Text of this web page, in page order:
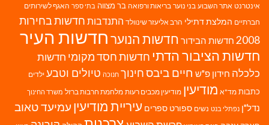
אינטרנט אתר השבוע בני נוער בריאות ורפואה בר מצווה בתי ספר האגף לשירותים
חברתיים המלצת דתילי הרב אליעזר שינוולד התנדבות חדשות בחירות
2008 חדשות הבידור חדשות הנוערחדשות העיר
חדשות הציבור הדתי חדשות חסד מקומי חדשות
כלכלה חידון פ"ש חיים ביבסחינוך חנוכה טיולים וטבע ילדים
כתבות מד"א מודיעין מודיעין מכבים רעות מלחמת חרבות ברזל משרד החינוך
נדל"ן נפתלי בנט נשים ספורט ספרים עיריית מודיעין עמיעד טאוב